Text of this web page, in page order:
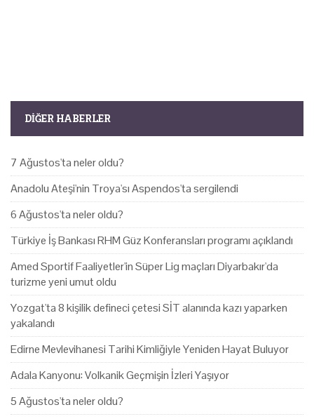
DIĞER HABERLER
7 Ağustos'ta neler oldu?
Anadolu Ateşi'nin Troya'sı Aspendos'ta sergilendi
6 Ağustos'ta neler oldu?
Türkiye İş Bankası RHM Güz Konferansları programı açıklandı
Amed Sportif Faaliyetler'in Süper Lig maçları Diyarbakır'da
turizme yeni umut oldu
Yozgat'ta 8 kişilik defineci çetesi SİT alanında kazı yaparken
yakalandı
Edirne Mevlevihanesi Tarihi Kimliğiyle Yeniden Hayat Buluyor
Adala Kanyonu: Volkanik Geçmişin İzleri Yaşıyor
5 Ağustos'ta neler oldu?